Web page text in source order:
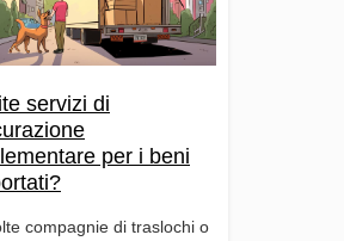
servizi di
per i beni
compagnie di traslochi o